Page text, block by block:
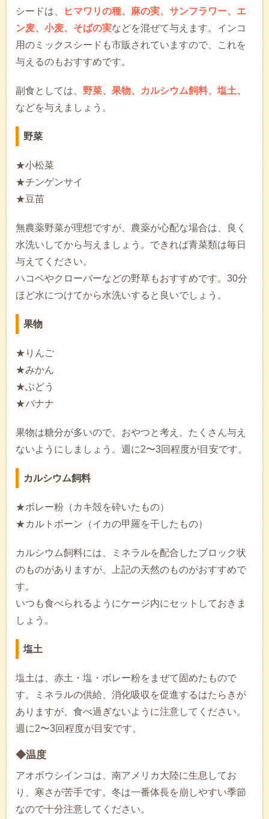
シードは、
ヒマワリの種、麻の実、サンフラワー、エ
ン麦、小麦、そばの実などを混ぜて与えます。インコ
用のミックスシードも市販されていますので、これを
与えるのもおすすめです。
副食としては、 野菜、果物、カルシウム飼料、塩土、
などを与えましょう。
野菜
★小松菜
★チンゲンサイ
★豆苗
無農薬野菜が理想ですが、農薬が心配な場合は、良く
水洗いしてから与えましょう。できれば青菜類は毎日
与えてください。
ハコベやクローバーなどの野草もおすすめです。30分
ほど水につけてから水洗いすると良いでしょう。
果物
★りんご
★みかん
★ぶどう
★バナナ
果物は糖分が多いので、おやつと考え、たくさん与え
ないようにしましょう。週に2〜3回程度が目安です。
カルシウム飼料
★ボレー粉（カキ殻を砕いたもの）
★カルトボーン（イカの甲羅を干したもの）
カルシウム飼料には、ミネラルを配合したブロック状
のものがありますが、上記の天然のものがおすすめで
す。
いつも食べられるようにケージ内にセットしておきま
しょう。
塩土
塩土は、赤土・塩・ボレー粉をまぜて固めたもので
す。ミネラルの供給、消化吸収を促進するはたらきが
ありますが、食べ過ぎないように注意してください。
週に2〜3回程度が目安です。
◆温度
アオボウシインコは、南アメリカ大陸に生息してお
り、寒さが苦手です。冬は一番体長を崩しやすい季節
なので十分注意してください。